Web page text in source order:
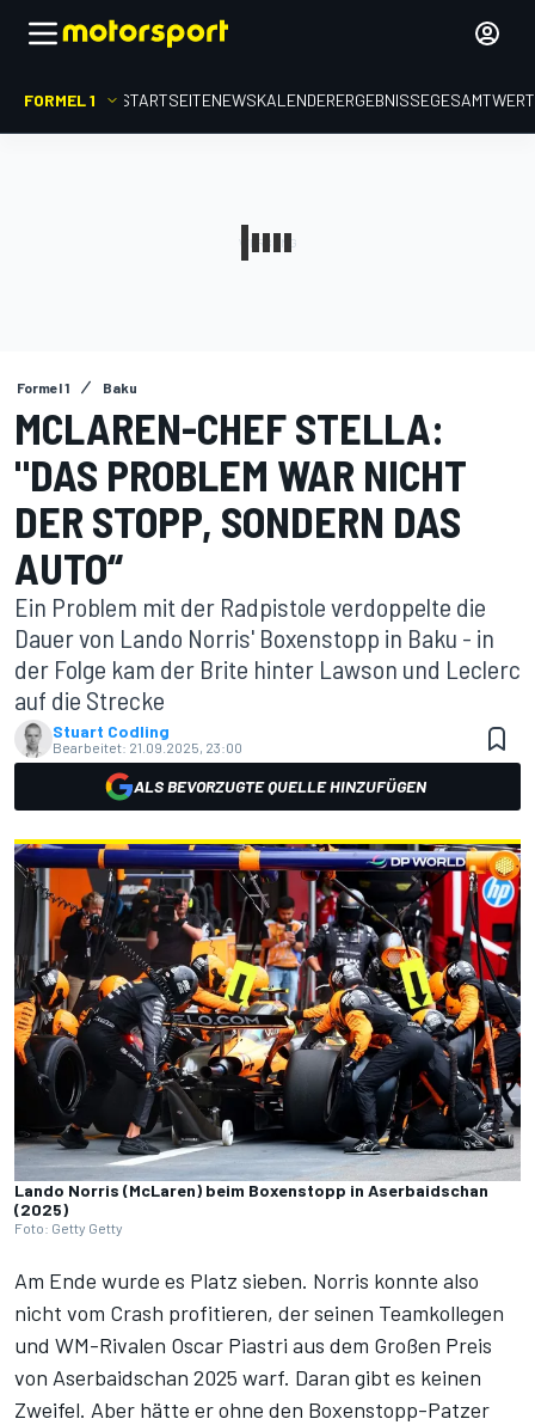
FORMEL 1 STARTSEITENEWSKALENDERERGEBNISSE
Formel 1 Baku
MCLAREN-CHEF STELLA:
"DAS PROBLEM WAR NICHT
DER STOPP, SONDERN DAS
AUTO“
Ein Problem mit der Radpistole verdoppelte die
Dauer von Lando Norris' Boxenstopp in Baku - in
der Folge kam der Brite hinter Lawson und Leclerc
auf die Strecke
Stuart Codling
Bearbeitet: 21.09.2025, 23:00
ALS BEVORZUGTE QUELLE HINZUFÜGEN
Lando Norris (McLaren) beim Boxenstopp in Aserbaidschan
(2025)
Foto: Getty Getty
Am Ende wurde es Platz sieben. Norris konnte also
nicht vom Crash profitieren, der seinen Teamkollegen
und WM-Rivalen Oscar Piastri aus dem Großen Preis
von Aserbaidschan 2025 warf. Daran gibt es keinen
Zweifel. Aber hätte er ohne den Boxenstopp-Patzer